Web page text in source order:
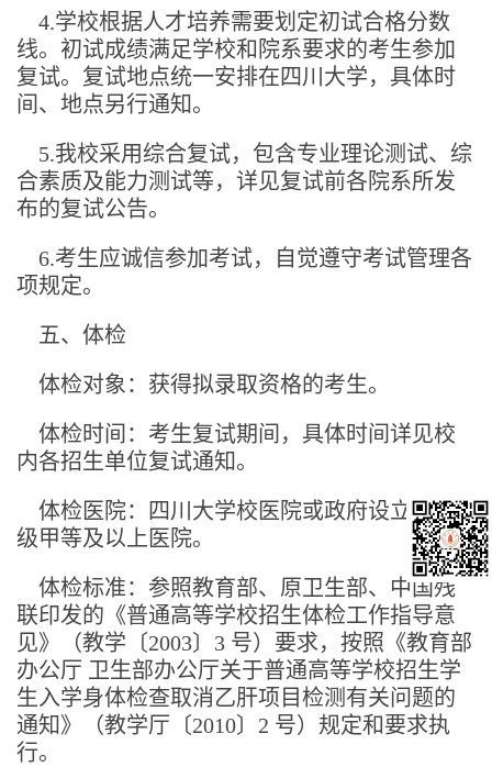
4.学校根据人才培养需要划定初试合格分数
线。初试成绩满足学校和院系要求的考生参加
复试。复试地点统一安排在四川大学，具体时
间、地点另行通知。
5.我校采用综合复试，包含专业理论测试、综
合素质及能力测试等，详见复试前各院系所发
布的复试公告。
6.考生应诚信参加考试，自觉遵守考试管理各
项规定。
五、体检
体检对象：获得拟录取资格的考生。
体检时间：考生复试期间，具体时间详见校
内各招生单位复试通知。
体检医院：四川大学校医院或政府设立的二
级甲等及以上医院。
体检标准：参照教育部、原卫生部、中国残
联印发的《普通高等学校招生体检工作指导意
见》（教学〔2003〕3 号）要求，按照《教育部
办公厅 卫生部办公厅关于普通高等学校招生学
生入学身体检查取消乙肝项目检测有关问题的
通知》（教学厅〔2010〕2 号）规定和要求执
行。